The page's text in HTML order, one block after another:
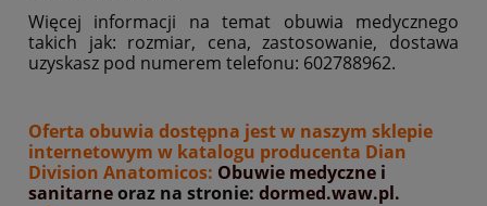
Więcej informacji na temat obuwia medycznego
takich jak: rozmiar, cena, zastosowanie, dostawa
uzyskasz pod numerem telefonu: 602788962.
Oferta obuwia dostępna jest w naszym sklepie
internetowym w katalogu producenta Dian
Division Anatomicos: Obuwie medyczne i
sanitarneoraz na stronie: dormed.waw.pl.